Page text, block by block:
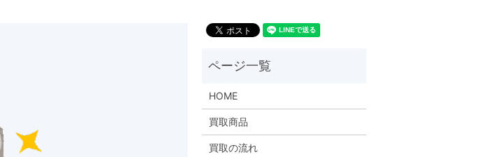
HOME
買取商品
買取の流れ